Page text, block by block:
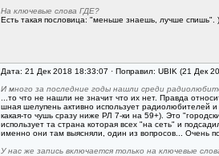
На ключевые слова ГДЕ?
Есть такая пословица: "меньше знаешь, лучше спишь".
Дата: 21 Дек 2018 18:33:07 · Поправил: UBIK (21 Дек
И много за последние годы нашли среди
...то что не нашли не значит что их нет. Правда
шная шелупень активно использует радиолюбителей
какая-то чушь сразу ниже РЛ 7-ки на 59+). Это
использует та страна которая всех "на сеть" и
именно они там выясняли, один из вопросов... Очень
У нас же запись включается только на ключевые